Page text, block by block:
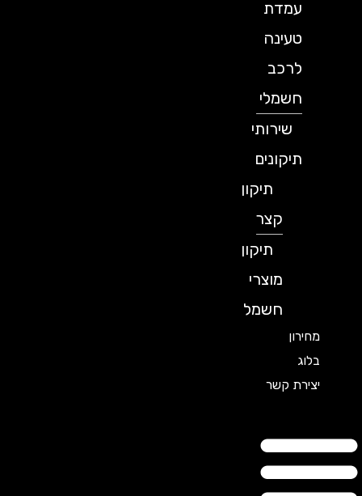
עמדת
טעינה
לרכב
חשמלי
שירותי
תיקונים
תיקון
תיקון
מוצרי
חשמל
מחירון
יצירת קשר